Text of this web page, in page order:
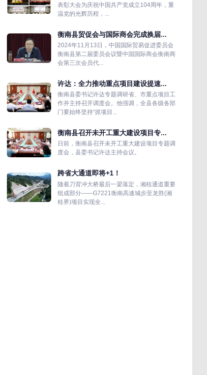
表彰大会为庆祝中国共产党成立104周年，重
温党的光辉历程，...
衡南县贸促会与国际商会完成换届...
2024年11月13日，中国国际贸易促进委员会
衡南县第二届委员会议暨中国国际商会衡南商
会第三次会员代...
许达：全力推动重点项目建设提速...
衡南县委书记许达专题调研省、市重点项目工
作并主持召开调度会。他强调，全县各级各部
门要始终坚持“抓项目...
衡南县召开未开工重大建设项目专...
日前，衡南县召开未开工重大建设项目专题调
度会，县委书记许达主持会议。
跨省大通道即将+1！
随着刀背冲大桥最后一梁落定，湘桂通道重要
组成部分——G7221衡南高速城步至龙胜(湘
桂界)项目实现全...